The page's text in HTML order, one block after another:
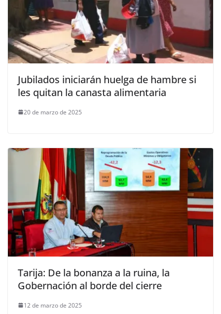
Jubilados iniciarán huelga de hambre si
les quitan la canasta alimentaria
20 de marzo de 2025
Tarija: De la bonanza a la ruina, la
Gobernación al borde del cierre
12 de marzo de 2025